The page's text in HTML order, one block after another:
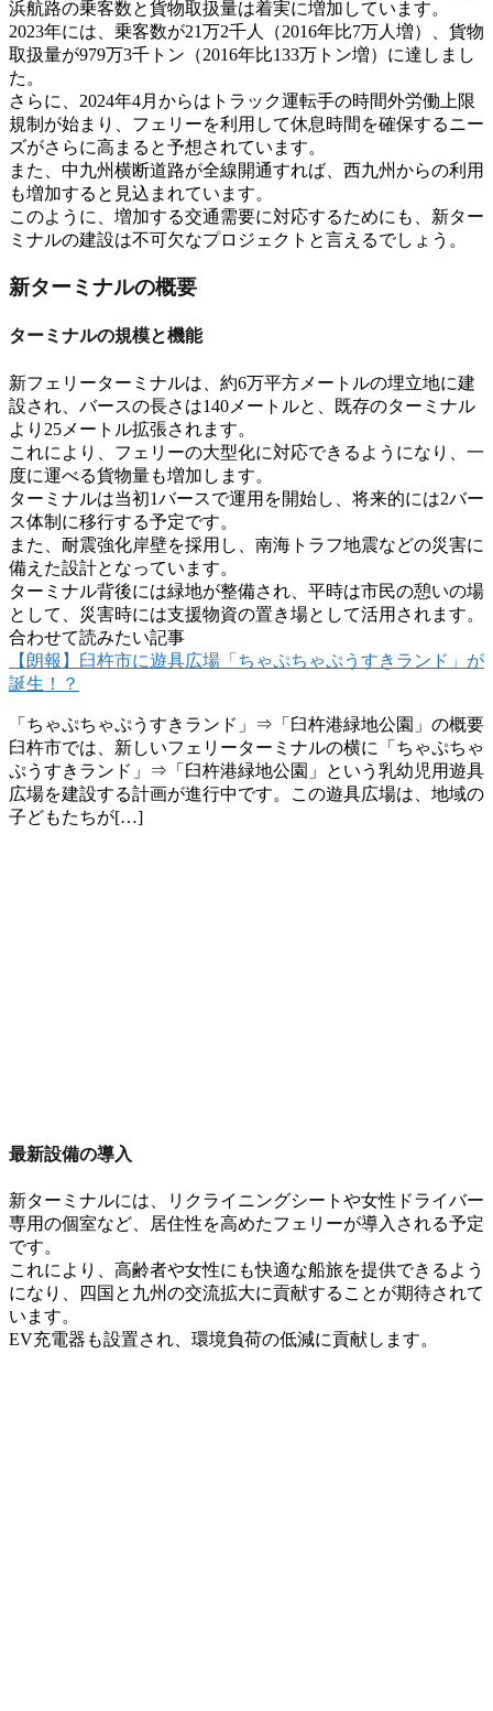
浜航路の乗客数と貨物取扱量は着実に増加 しています。
2023年には、 乗客数が21万2千人 （2016年比7万人増）、 貨物
取扱量が979万3千トン （2016年比133万トン増）に達しまし
た 。
さらに、2024年4月からは トラック運転手の時間外労働上限
規制 が始まり、フェリーを利用して休息時間を確保するニー
ズがさらに高まると予想されています。
また、 中九州横断道路が全線開通すれば、西九州からの利用
も増加すると見込まれています。
このように、 増加する交通需要に対応するためにも、新ター
ミナルの建設は不可欠なプロジェクトと言えるでしょう。
新ターミナルの概要
ターミナルの規模と機能
新フェリーターミナルは、 約6万平方メートルの埋立地に建
設され
バースの長さは140メートルと、既存のターミナル
より25メートル拡張されます。
これにより、 フェリーの大型化に対応できるようになり、一
度に運べる貨物量も増加します。
ターミナルは当初1バースで運用を開始し、 将来的には2バー
ス体制 に移行する予定です。
また、 耐震強化岸壁を採用し、 南海トラフ地震などの災害に
備えた設計となっています。
ターミナル背後には緑地が整備され、 平時は市民の憩いの場
として、 災害時には支援物資の置き場として活用されます。
合わせて読みたい記事
【朗報】臼杵市に遊具広場「ちゃぷちゃぷうすきランド」が
誕生！？
「ちゃぷちゃぷうすきランド」⇒「臼杵港緑地公園」の概要
臼杵市では、新しいフェリーターミナルの横に「ちゃぷちゃ
ぷうすきランド」⇒「臼杵港緑地公園」という乳幼児用遊具
広場を建設する計画が進行中です。この遊具広場は、地域の
子どもたちが[…]
最新設備の導入
新ターミナルには、 リクライニングシート や女性ドライバー
専用の個室など、 居住性を高めたフェリーが導入される予定
です。
これにより、 高齢者や女性にも快適な船旅を提供できるよう
になり、
四国と九州の交流拡大に貢献することが期待されて
います。
EV充電器 も設置され、 環境負荷の低減に貢献します。